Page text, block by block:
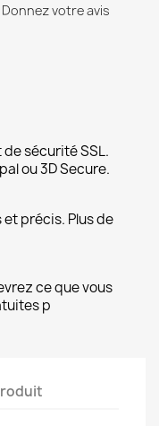
Donnez votre avis
sécurité SSL.
ou 3D Secure.
précis. Plus de
ce que vous
p